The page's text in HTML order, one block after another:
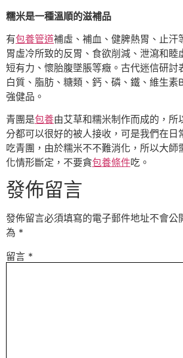
糯米是一種溫順的滋補品
有包養管道補虛、補血、健脾熱胃、止汗
胃虛冷所致的反胃、食欲削減、泄瀉和睦
短有力、懷胎腹墜脹等癥。古代迷信研討
白質、脂肪、糖類、鈣、磷、鐵、維生素
強健品。
青團是包養由艾草和糯米制作而成的，所
分都可以很好的被人接收，可是我們在日
吃青團，由於糯米不不難消化，所以大師
化情形斷定，不要貪包養條件吃。
發佈留言
發佈留言必須填寫的電子郵件地址不會公
為 *
留言 *